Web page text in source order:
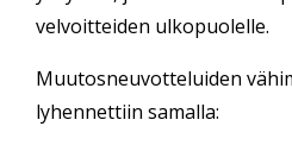
velvoitteiden ulkopuolelle.
Muutosneuvotteluiden
lyhennettiin samalla: